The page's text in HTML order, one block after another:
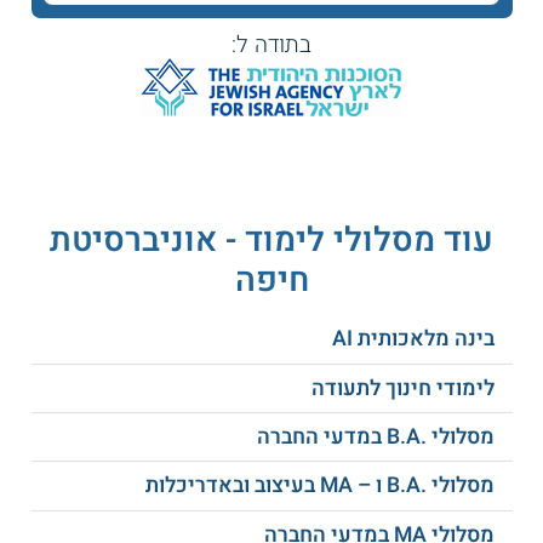
פופולרית
לימודי גבריות
פרטים נוספים
בחינת גמר:
שנתיים מתוכן מוקדשות ללימודי הקורסים
והשנה האחרונה מוקדשת לכתיבת התיזה.
בתודה ל:
עוד מסלולי לימוד - אוניברסיטת
חיפה
בינה מלאכותית AI
לימודי חינוך לתעודה
מסלולי .B.A במדעי החברה
מסלולי .B.A ו – MA בעיצוב ובאדריכלות
מסלולי MA במדעי החברה